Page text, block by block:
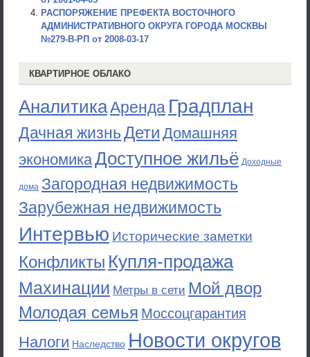
РАСПОРЯЖЕНИЕ ПРЕФЕКТА ВОСТОЧНОГО
АДМИНИСТРАТИВНОГО ОКРУГА ГОРОДА МОСКВЫ
№279-В-РП от 2008-03-17
КВАРТИРНОЕ ОБЛАКО
АналитикаАренда Градплан
Дачная жизньДети Домашняя
экономикаДоступное жильё Доходные
дома Загородная недвижимость
Зарубежная недвижимость
Интервью Исторические заметки
Конфликты Купля-продажа
Махинации Метры в сети Мой двор
Молодая семья Моссоцгарантия
Налоги Наследство Новости округов